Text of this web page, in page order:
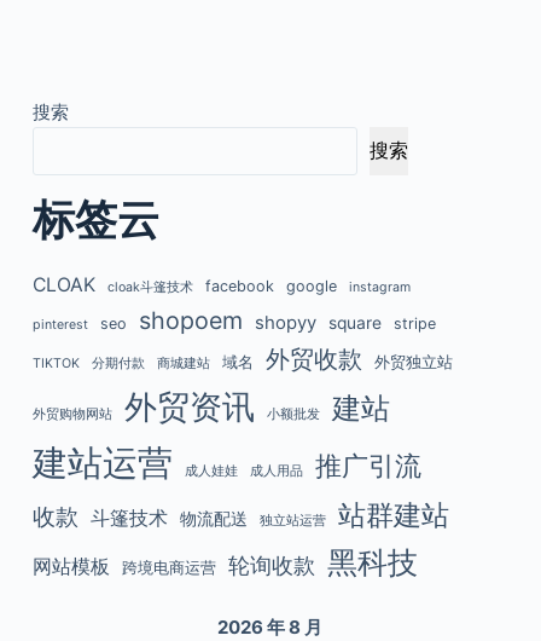
搜索
搜索
标签云
CLOAK cloak斗篷技术 facebook google instagram
pinterest seo shopoem shopyy square stripe
TIKTOK 分期付款 商城建站 域名 外贸收款 外贸独立站
外贸购物网站 外贸资讯 小额批发 建站
建站运营 成人娃娃 成人用品 推广引流
收款 斗篷技术 物流配送 独立站运营 站群建站
网站模板 跨境电商运营 轮询收款 黑科技
2026 年 8 月